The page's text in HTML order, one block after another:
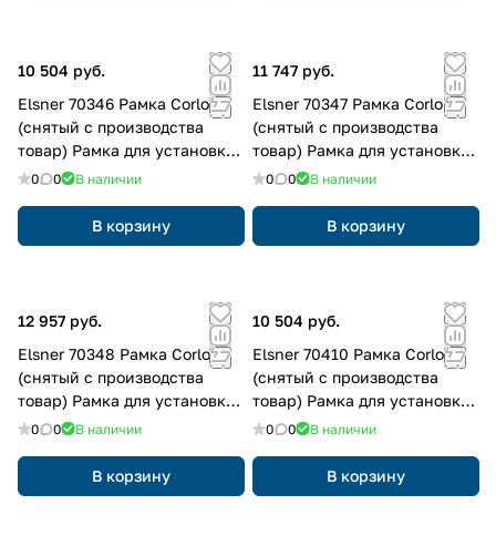
10 504 руб.
Elsner 70346 Рамка Corlo
(снятый с производства
товар) Рамка для установки
на розетку
0 0 В наличии
В корзину
11 747 руб.
Elsner 70347 Рамка Corlo
(снятый с производства
товар) Рамка для установки
на розетку
0 0 В наличии
В корзину
12 957 руб.
Elsner 70348 Рамка Corlo
(снятый с производства
товар) Рамка для установки
на розетку
0 0 В наличии
В корзину
10 504 руб.
Elsner 70410 Рамка Corlo
(снятый с производства
товар) Рамка для установки
на розетку
0 0 В наличии
В корзину